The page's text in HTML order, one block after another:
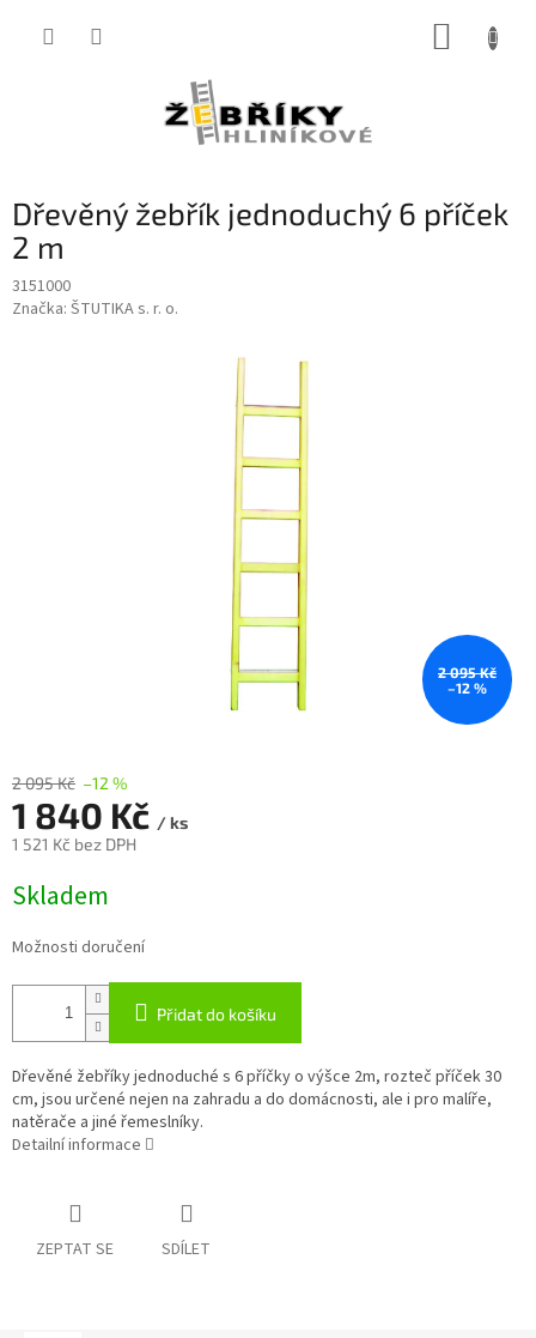
Dřevěný žebřík jednoduchý 6 příček
2 m
3151000
Značka: ŠTUTIKA s. r. o.
2 095 Kč
–12 %
2 095 Kč –12 %
1 840 Kč / ks
1 521 Kč bez DPH
cena:
Skladem
Možnosti doručení
Přidat do košíku
Dřevěné žebříky jednoduché s 6 příčky o výšce 2m, rozteč příček 30
cm, jsou určené nejen na zahradu a do domácnosti, ale i pro malíře,
natěrače a jiné řemeslníky.
Detailní informace
ZEPTAT SE SDÍLET